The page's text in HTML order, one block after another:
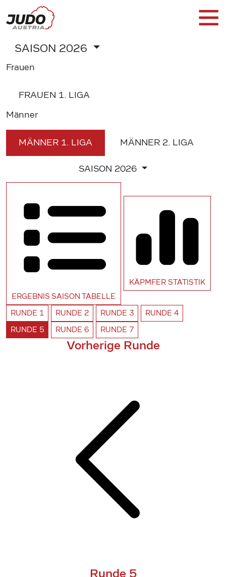
SAISON 2026
Frauen
FRAUEN 1. LIGA
Männer
MÄNNER 1. LIGA MÄNNER 2. LIGA
SAISON 2026
ERGEBNIS SAISON TABELLE
KÄPMFER STATISTIK
RUNDE 1 RUNDE 2 RUNDE 3 RUNDE 4
RUNDE 5 RUNDE 6 RUNDE 7
Vorherige Runde
Runde 5